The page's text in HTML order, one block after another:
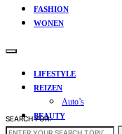
FASHION
WONEN
LIFESTYLE
REIZEN
Auto’s
BEAUTY
FASHION
SEARCH FOR: